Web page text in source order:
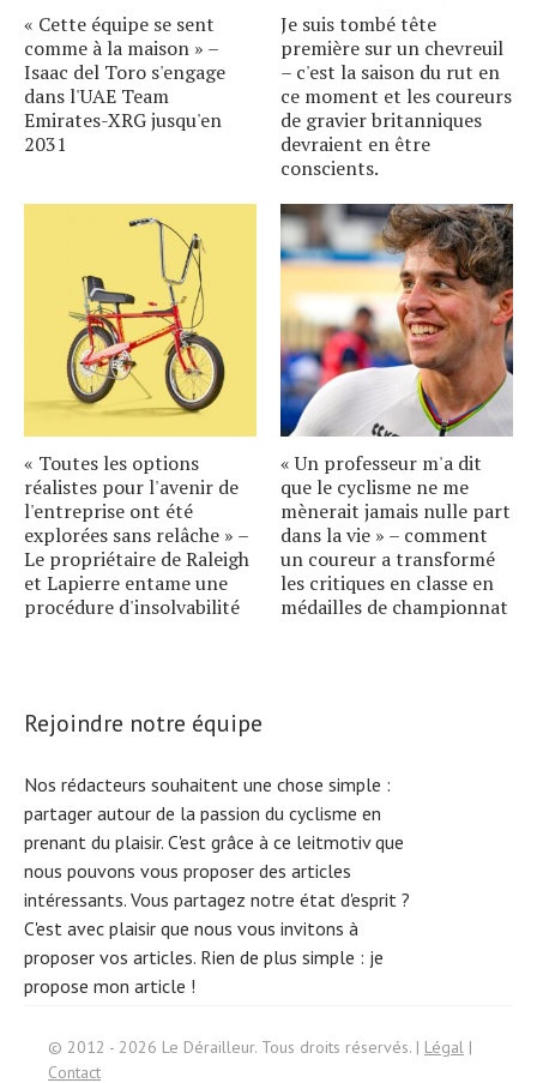
« Cette équipe se sent
comme à la maison » –
Isaac del Toro s'engage
dans l'UAE Team
Emirates-XRG jusqu'en
2031
Je suis tombé tête
première sur un chevreuil
– c'est la saison du rut en
ce moment et les coureurs
de gravier britanniques
devraient en être
conscients.
« Toutes les options
réalistes pour l'avenir de
l'entreprise ont été
explorées sans relâche » –
Le propriétaire de Raleigh
et Lapierre entame une
procédure d'insolvabilité
« Un professeur m'a dit
que le cyclisme ne me
mènerait jamais nulle part
dans la vie » – comment
un coureur a transformé
les critiques en classe en
médailles de championnat
Rejoindre notre équipe
Nos rédacteurs souhaitent une chose simple :
partager autour de la passion du cyclisme en
prenant du plaisir. C'est grâce à ce leitmotiv que
nous pouvons vous proposer des articles
intéressants. Vous partagez notre état d'esprit ?
C'est avec plaisir que nous vous invitons à
proposer vos articles. Rien de plus simple : je
propose mon article !
© 2012 - 2026 Le Dérailleur. Tous droits réservés. | Légal |
Contact
Search
for: